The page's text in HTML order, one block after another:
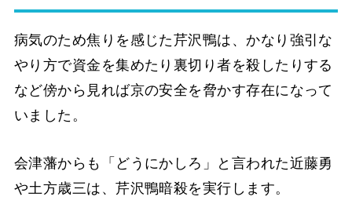
病気のため焦りを感じた芹沢鴨は、かなり強引な
やり方で資金を集めたり裏切り者を殺したりする
など傍から見れば京の安全を脅かす存在になって
いました。
会津藩からも「どうにかしろ」と言われた近藤勇
や土方歳三は、芹沢鴨暗殺を実行します。